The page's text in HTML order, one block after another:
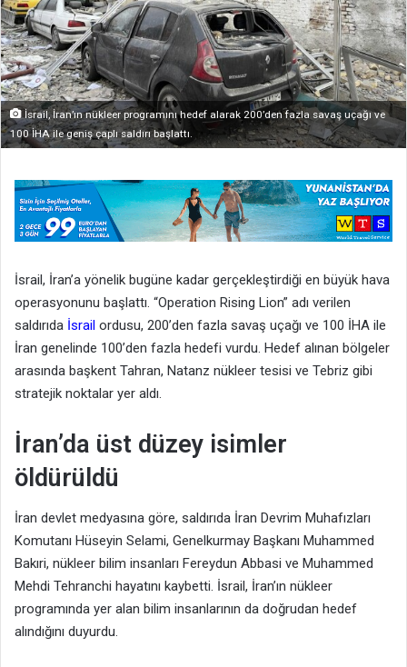
İsrail, İran’ın nükleer programını hedef alarak 200’den fazla savaş uçağı ve
100 İHA ile geniş çaplı saldırı başlattı.
İsrail, İran’a yönelik bugüne kadar gerçekleştirdiği en büyük hava
operasyonunu başlattı. “Operation Rising Lion” adı verilen
saldırıda İsrail ordusu, 200’den fazla savaş uçağı ve 100 İHA ile
İran genelinde 100’den fazla hedefi vurdu. Hedef alınan bölgeler
arasında başkent Tahran, Natanz nükleer tesisi ve Tebriz gibi
stratejik noktalar yer aldı.
İran’da üst düzey isimler
öldürüldü
İran devlet medyasına göre, saldırıda İran Devrim Muhafızları
Komutanı Hüseyin Selami, Genelkurmay Başkanı Muhammed
Bakıri, nükleer bilim insanları Fereydun Abbasi ve Muhammed
Mehdi Tehranchi hayatını kaybetti. İsrail, İran’ın nükleer
programında yer alan bilim insanlarının da doğrudan hedef
alındığını duyurdu.